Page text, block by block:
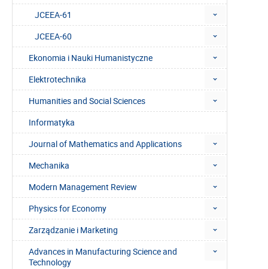
JCEEA-61
JCEEA-60
Ekonomia i Nauki Humanistyczne
Elektrotechnika
Humanities and Social Sciences
Informatyka
Journal of Mathematics and Applications
Mechanika
Modern Management Review
Physics for Economy
Zarządzanie i Marketing
Advances in Manufacturing Science and
Technology